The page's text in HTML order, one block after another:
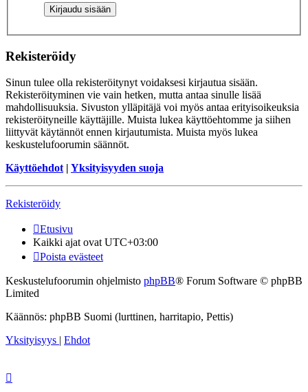
Rekisteröidy
Sinun tulee olla rekisteröitynyt voidaksesi kirjautua sisään.
Rekisteröityminen vie vain hetken, mutta antaa sinulle lisää
mahdollisuuksia. Sivuston ylläpitäjä voi myös antaa erityisoikeuksia
rekisteröityneille käyttäjille. Muista lukea käyttöehtomme ja siihen
liittyvät käytännöt ennen kirjautumista. Muista myös lukea
keskustelufoorumin säännöt.
Käyttöehdot | Yksityisyyden suoja
Rekisteröidy
Etusivu
Kaikki ajat ovat UTC+03:00
Poista evästeet
Keskustelufoorumin ohjelmisto phpBB® Forum Software © phpBB
Limited
Käännös: phpBB Suomi (lurttinen, harritapio, Pettis)
Yksityisyys | Ehdot